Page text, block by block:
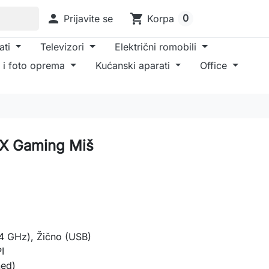
 Prijavite se shopping_cart Korpa 0
Televizori
Električni romobili
i foto oprema Kućanski aparati
Office
Gaming Miš
GHz), Žično (USB)